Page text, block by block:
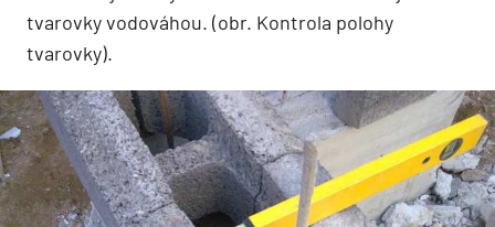
tvarovky vodováhou. (obr. Kontrola polohy
tvarovky).